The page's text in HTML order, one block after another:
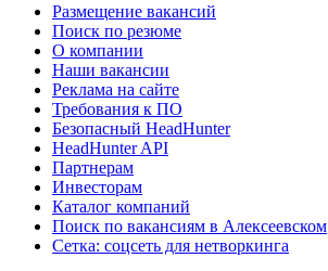
Размещение вакансий
Поиск по резюме
О компании
Наши вакансии
Реклама на сайте
Требования к ПО
Безопасный HeadHunter
HeadHunter API
Партнерам
Инвесторам
Каталог компаний
Поиск по вакансиям в Алексеевском
Сетка: соцсеть для нетворкинга